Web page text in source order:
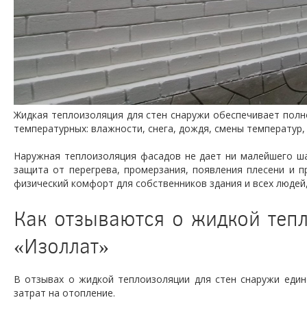
Жидкая теплоизоляция для стен снаружи обеспечивает
температурных: влажности, снега, дождя, смены
Наружная теплоизоляция фасадов не дает ни малейшего
защита от перегрева, промерзания, появления плесени и
физический комфорт для собственников здания и всех
Как отзываются о жидкой
«Изоллат»
В отзывах о жидкой теплоизоляции для стен снаружи
затрат на отопление.